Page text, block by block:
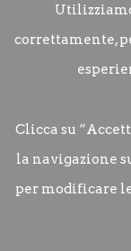
correttamente,
Clicca su
la navigazione
per modificare